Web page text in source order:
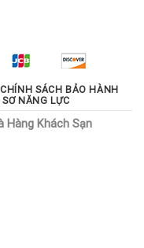
1.785.000 ₫.
CHÍNH SÁCH BẢO HÀNH
SƠ NĂNG LỰC
Hàng Khách Sạn